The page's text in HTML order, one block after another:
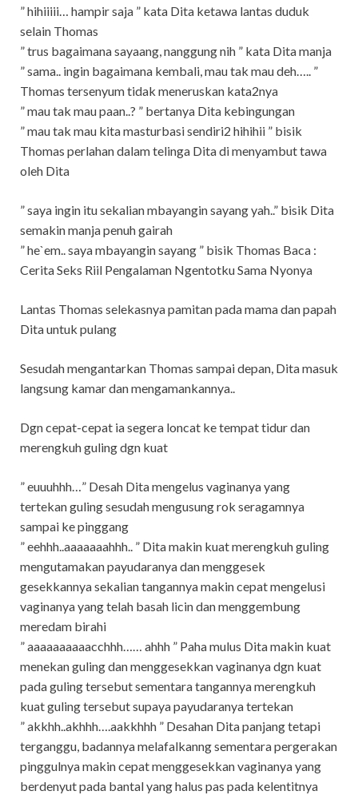
” hihiiiii… hampir saja ” kata Dita ketawa lantas duduk
selain Thomas
” trus bagaimana sayaang, nanggung nih ” kata Dita manja
” sama.. ingin bagaimana kembali, mau tak mau deh….. ”
Thomas tersenyum tidak meneruskan kata2nya
” mau tak mau paan..? ” bertanya Dita kebingungan
” mau tak mau kita masturbasi sendiri2 hihihii ” bisik
Thomas perlahan dalam telinga Dita di menyambut tawa
oleh Dita
” saya ingin itu sekalian mbayangin sayang yah..” bisik Dita
semakin manja penuh gairah
” he`em.. saya mbayangin sayang ” bisik Thomas Baca :
Cerita Seks Riil Pengalaman Ngentotku Sama Nyonya
Lantas Thomas selekasnya pamitan pada mama dan papah
Dita untuk pulang
Sesudah mengantarkan Thomas sampai depan, Dita masuk
langsung kamar dan mengamankannya..
Dgn cepat-cepat ia segera loncat ke tempat tidur dan
merengkuh guling dgn kuat
” euuuhhh…” Desah Dita mengelus vaginanya yang
tertekan guling sesudah mengusung rok seragamnya
sampai ke pinggang
” eehhh..aaaaaaahhh.. ” Dita makin kuat merengkuh guling
mengutamakan payudaranya dan menggesek
gesekkannya sekalian tangannya makin cepat mengelusi
vaginanya yang telah basah licin dan menggembung
meredam birahi
” aaaaaaaaaacchhh…… ahhh ” Paha mulus Dita makin kuat
menekan guling dan menggesekkan vaginanya dgn kuat
pada guling tersebut sementara tangannya merengkuh
kuat guling tersebut supaya payudaranya tertekan
” akkhh..akhhh….aakkhhh ” Desahan Dita panjang tetapi
terganggu, badannya melafalkanng sementara pergerakan
pinggulnya makin cepat menggesekkan vaginanya yang
berdenyut pada bantal yang halus pas pada kelentitnya